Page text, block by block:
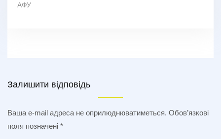
АФУ
Залишити відповідь
Ваша e-mail адреса не оприлюднюватиметься. Обов’язкові
поля позначені *